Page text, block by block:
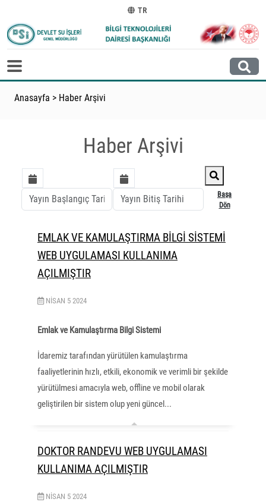
TR
Anasayfa > Haber Arşivi
Haber Arşivi
Başa
Dön
EMLAK VE KAMULAŞTIRMA BİLGİ SİSTEMİ
WEB UYGULAMASI KULLANIMA
AÇILMIŞTIR
NISAN 5 2024
Emlak ve Kamulaştırma Bilgi Sistemi
İdaremiz tarafından yürütülen kamulaştırma
faaliyetlerinin hızlı, etkili, ekonomik ve verimli bir şekilde
yürütülmesi amacıyla web, offline ve mobil olarak
geliştirilen bir sistem olup yeni güncel...
DOKTOR RANDEVU WEB UYGULAMASI
KULLANIMA AÇILMIŞTIR
NISAN 5 2024